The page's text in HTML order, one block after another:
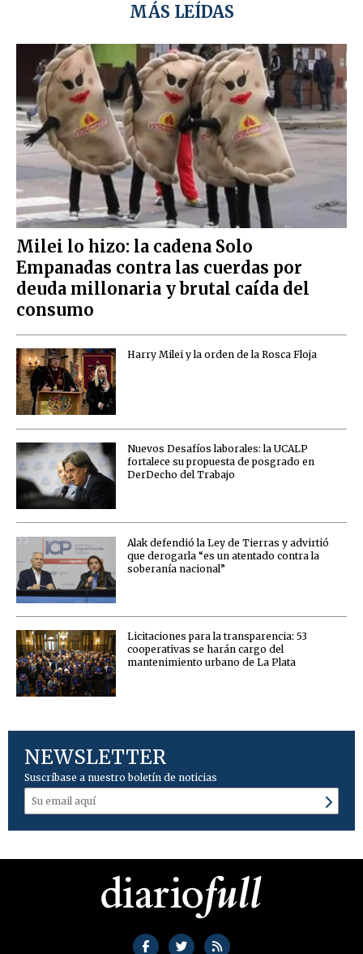
MÁS LEÍDAS
Milei lo hizo: la cadena Solo
Empanadas contra las cuerdas por
deuda millonaria y brutal caída del
consumo
Harry Milei y la orden de la Rosca Floja
Nuevos Desafíos laborales: la UCALP
fortalece su propuesta de posgrado en
DerDecho del Trabajo
Alak defendió la Ley de Tierras y advirtió
que derogarla “es un atentado contra la
soberanía nacional”
Licitaciones para la transparencia: 53
cooperativas se harán cargo del
mantenimiento urbano de La Plata
NEWSLETTER
Suscríbase a nuestro boletín de noticias